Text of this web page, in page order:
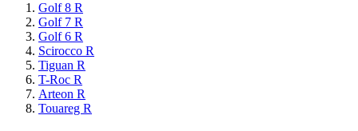
Golf 8 R
Golf 7 R
Golf 6 R
Scirocco R
Tiguan R
T-Roc R
Arteon R
Touareg R